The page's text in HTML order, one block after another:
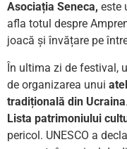
Asociația Seneca, este
afla totul despre
joacă și învățare pe
În ultima zi de festival,
de organizarea unui
tradițională din Ucraina.
Lista patrimoniului
pericol. UNESCO a